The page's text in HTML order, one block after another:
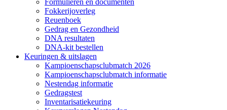
Formulieren en documenten
Fokkerijoverleg
Reuenboek
Gedrag en Gezondheid
DNA resultaten
DNA-kit bestellen
Keuringen & uitslagen
Kampioenschapsclubmatch 2026
Kampioenschapsclubmatch informatie
Nestendag informatie
Gedragstest
Inventarisatiekeuring